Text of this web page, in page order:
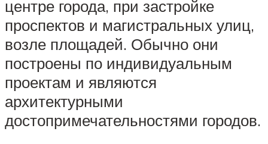
центре города, при застройке
проспектов и магистральных улиц,
возле площадей. Обычно они
построены по индивидуальным
проектам и являются
архитектурными
достопримечательностями городов.